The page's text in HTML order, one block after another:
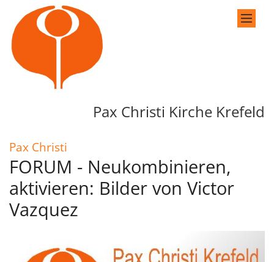
Zum Inhalt springen
Pax Christi Kirche Krefeld
Pax Christi
FORUM - Neukombinieren,
aktivieren: Bilder von Victor
Vazquez